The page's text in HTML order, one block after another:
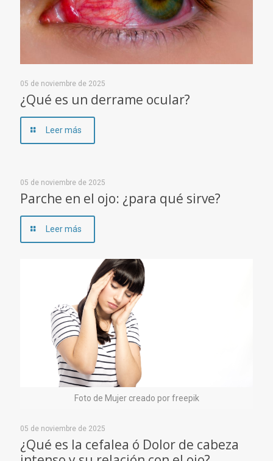
05 de noviembre de 2025
¿Qué es un derrame ocular?
Leer más
05 de noviembre de 2025
Parche en el ojo: ¿para qué sirve?
Leer más
Foto de Mujer creado por freepik
05 de noviembre de 2025
¿Qué es la cefalea ó Dolor de cabeza